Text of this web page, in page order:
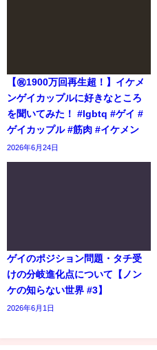
【㊗️1900万回再生超！】イケメ
ンゲイカップルに好きなところ
を聞いてみた！ #lgbtq #ゲイ #
ゲイカップル #筋肉 #イケメン
2026年6月24日
ゲイのポジション問題・タチ受
けの分岐進化点について【ノン
ケの知らない世界 #3】
2026年6月1日